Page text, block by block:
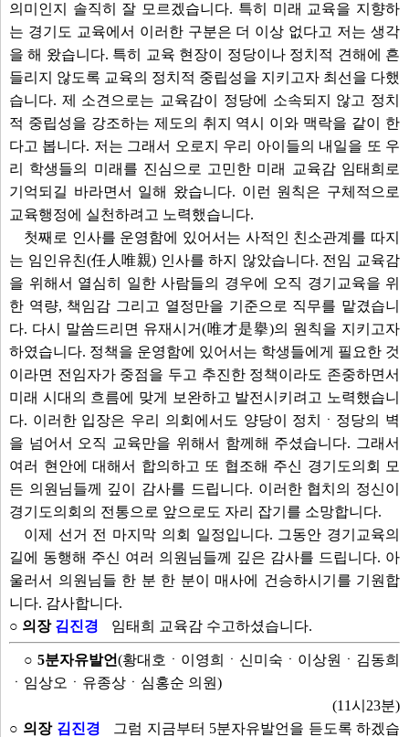
의미인지 솔직히 잘 모르겠습니다. 특히 미래 교육을 지향하
는 경기도 교육에서 이러한 구분은 더 이상 없다고 저는 생각
을 해 왔습니다. 특히 교육 현장이 정당이나 정치적 견해에 흔
들리지 않도록 교육의 정치적 중립성을 지키고자 최선을 다했
습니다. 제 소견으로는 교육감이 정당에 소속되지 않고 정치
적 중립성을 강조하는 제도의 취지 역시 이와 맥락을 같이 한
다고 봅니다. 저는 그래서 오로지 우리 아이들의 내일을 또 우
리 학생들의 미래를 진심으로 고민한 미래 교육감 임태희로
기억되길 바라면서 일해 왔습니다. 이런 원칙은 구체적으로
교육행정에 실천하려고 노력했습니다.
첫째로 인사를 운영함에 있어서는 사적인 친소관계를 따지
는 임인유친(任人唯親) 인사를 하지 않았습니다. 전임 교육감
을 위해서 열심히 일한 사람들의 경우에 오직 경기교육을 위
한 역량, 책임감 그리고 열정만을 기준으로 직무를 맡겼습니
다. 다시 말씀드리면 유재시거(唯才是擧)의 원칙을 지키고자
하였습니다. 정책을 운영함에 있어서는 학생들에게 필요한 것
이라면 전임자가 중점을 두고 추진한 정책이라도 존중하면서
미래 시대의 흐름에 맞게 보완하고 발전시키려고 노력했습니
다. 이러한 입장은 우리 의회에서도 양당이 정치ㆍ정당의 벽
을 넘어서 오직 교육만을 위해서 함께해 주셨습니다. 그래서
여러 현안에 대해서 합의하고 또 협조해 주신 경기도의회 모
든 의원님들께 깊이 감사를 드립니다. 이러한 협치의 정신이
경기도의회의 전통으로 앞으로도 자리 잡기를 소망합니다.
이제 선거 전 마지막 의회 일정입니다. 그동안 경기교육의
길에 동행해 주신 여러 의원님들께 깊은 감사를 드립니다. 아
울러서 의원님들 한 분 한 분이 매사에 건승하시기를 기원합
니다. 감사합니다.
○ 의장 김진경 임태희 교육감 수고하셨습니다.
○ 5분자유발언(황대호ㆍ이영희ㆍ신미숙ㆍ이상원ㆍ김동희
ㆍ임상오ㆍ유종상ㆍ심홍순 의원)
(11시23분)
○ 의장 김진경
그럼 지금부터 5분자유발언을 듣도록 하겠습